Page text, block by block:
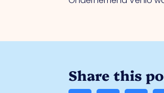
Share this